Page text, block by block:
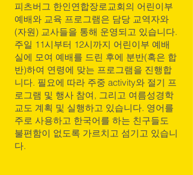
피츠버그 한인연합장로교회의 어린이부
예배와 교육 프로그램은 담당 교역자와
(자원) 교사들을 통해 운영되고 있습니다.
주일 11시부터 12시까지 어린이부 예배
실에 모여 예배를 드린 후에 분반(혹은 합
반)하여 연령에 맞는 프로그램을 진행합
니다. 필요에 따라 주중 activity와 절기 프
로그램 및 행사 참여, 그리고 여름성경학
교도 계획 및 실행하고 있습니다. 영어를
주로 사용하고 한국어를 하는 친구들도
불편함이 없도록 가르치고 섬기고 있습니
다.